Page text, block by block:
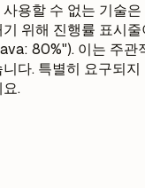
용할 수 없는 기술
위해 진행률 표시
80%"). 이는 주관
다. 특별히 요구되
.